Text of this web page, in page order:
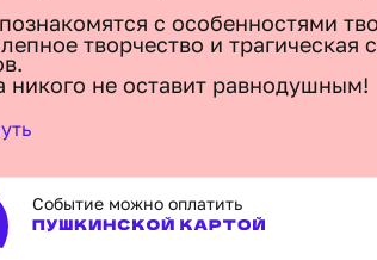
с особенностями
творчество и трагическая
никого не оставит равнодушным!
Событие можно оплатить